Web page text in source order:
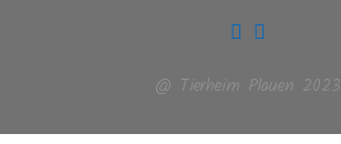
@ Tierheim Plauen 2023